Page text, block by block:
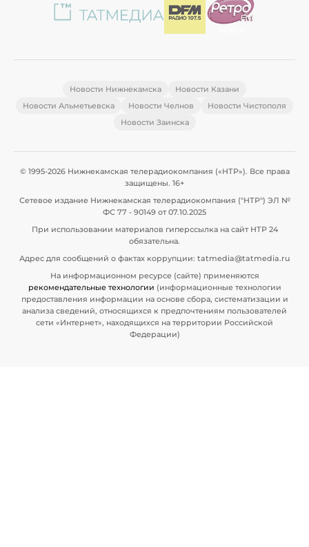
Новости Нижнекамска
Новости Казани
Новости Альметьевска
Новости Челнов
Новости Чистополя
Новости Заинска
© 1995-2026 Нижнекамская телерадиокомпания («НТР»). Все права
защищены. 16+
Сетевое издание Нижнекамская телерадиокомпания ("НТР") ЭЛ №
ФС 77 - 90149 от 07.10.2025
При использовании материалов гиперссылка на сайт НТР 24
обязательна.
Адрес для сообщений о фактах коррупции: tatmedia@tatmedia.ru
На информационном ресурсе (сайте) применяются
рекомендательные технологии (информационные технологии
предоставления информации на основе сбора, систематизации и
анализа сведений, относящихся к предпочтениям пользователей
сети «Интернет», находящихся на территории Российской
Федерации)